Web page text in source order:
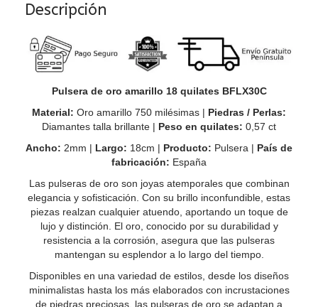
Descripción
Pulsera de oro amarillo 18 quilates BFLX30C
Material: Oro amarillo 750 milésimas | Piedras / Perlas:
Diamantes talla brillante | Peso en quilates: 0,57 ct
Ancho: 2mm | Largo: 18cm | Producto: Pulsera | País de
fabricación: España
Las pulseras de oro son joyas atemporales que combinan
elegancia y sofisticación. Con su brillo inconfundible, estas
piezas realzan cualquier atuendo, aportando un toque de
lujo y distinción. El oro, conocido por su durabilidad y
resistencia a la corrosión, asegura que las pulseras
mantengan su esplendor a lo largo del tiempo.
Disponibles en una variedad de estilos, desde los diseños
minimalistas hasta los más elaborados con incrustaciones
de piedras preciosas, las pulseras de oro se adaptan a